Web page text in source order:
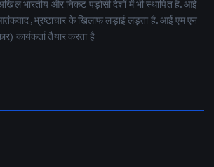
भारतीय और निकट पड़ोसी देशों में भी स्थापित है. आई
,भ्रष्टाचार के खिलाफ लड़ाई लड़ता है. आई एम एन
कार्यकर्ता तैयार करता है